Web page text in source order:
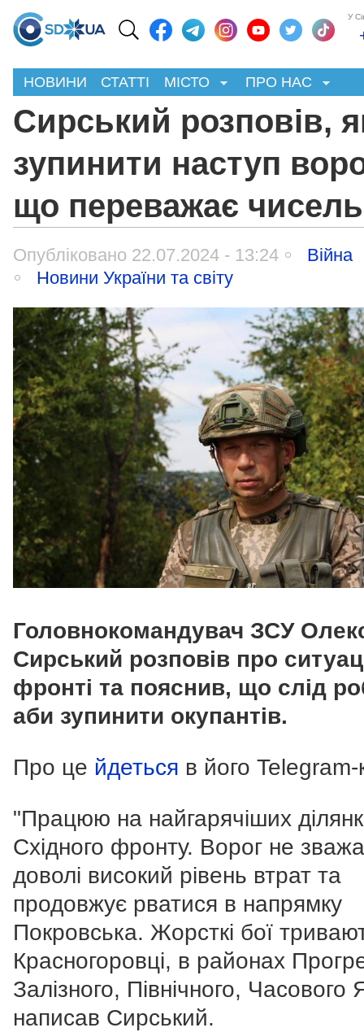
У
НОВИНИ СТАТТІ МІСТО ПРО НАС
Сирський розповів,
зупинити наступ
що переважає
Опубліковано 22.07.2024 - 13:24
Війна
Новини України та світу
​​Головнокомандувач ЗСУ
Сирський розповів про
фронті та пояснив, що слід
аби зупинити окупантів.
Про це йдеться в його Telegram-
"Працюю на найгарячіших
Східного фронту. Ворог не
доволі високий рівень втрат та
продовжує рватися в напрямку
Покровська. Жорсткі бої
Красногоровці, в районах
Залізного, Північного, Часового
написав Сирський.